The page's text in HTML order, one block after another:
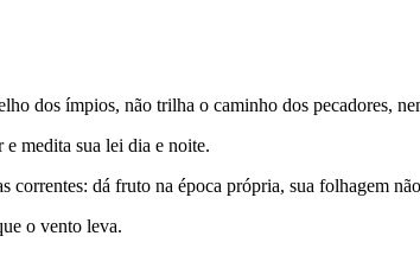
dos ímpios, não trilha o caminho dos pecadores,
medita sua lei dia e noite.
correntes: dá fruto na época própria, sua folhagem
o vento leva.